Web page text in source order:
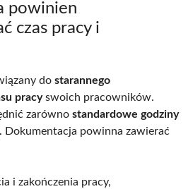
powinien
czas pracy i
do starannego
pracyswoich pracowników.
zarówno standardowe godziny
. Dokumentacja powinna zawierać
i zakończenia pracy,